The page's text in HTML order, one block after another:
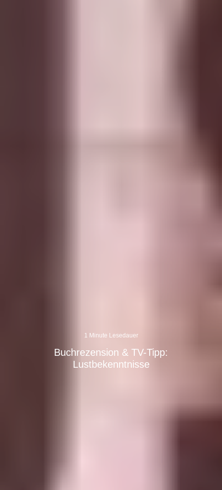
1 Minute Lesedauer
Buchrezension & TV-Tipp:
Lustbekenntnisse